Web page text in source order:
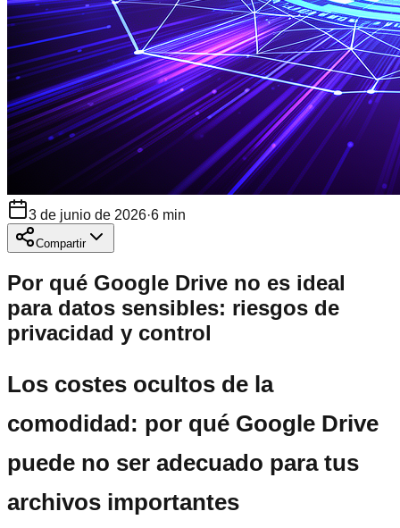
3 de junio de 2026·6 min
Compartir
Por qué Google Drive no es ideal
para datos sensibles: riesgos de
privacidad y control
Los costes ocultos de la
comodidad: por qué Google Drive
puede no ser adecuado para tus
archivos importantes